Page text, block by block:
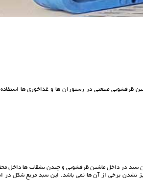
ظرفشویی صنعتی در رستوران ها و غذاخوری ها
سبد در داخل ماشین ظرفشویی و چیدن بشقاب ها داخل
برخی از آن ها نمی باشد. این سبد مربع شکل در